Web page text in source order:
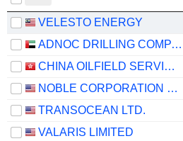
VELESTO ENERGY
ADNOC DRILLING COMPANY
CHINA OILFIELD SERVICES LIMITED
NOBLE CORPORATION PLC
TRANSOCEAN LTD.
VALARIS LIMITED